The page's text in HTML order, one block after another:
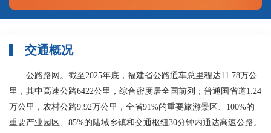
交通概况
公路路网。截至2025年底，福建省公路通车总里程达11.78万公
里，其中高速公路6422公里，综合密度居全国前列；普通国省道1.24
万公里，农村公路9.92万公里，全省91%的重要旅游景区、100%的
重要产业园区、85%的陆域乡镇和交通枢纽30分钟内通达高速公路。